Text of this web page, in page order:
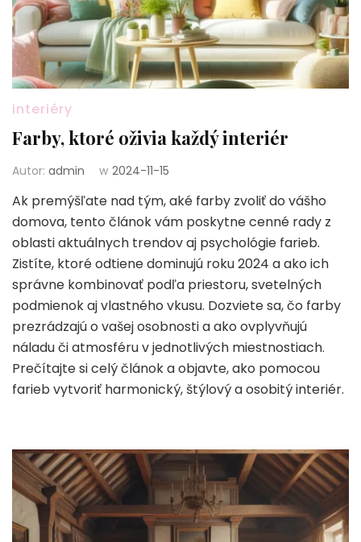
interiéry
Farby, ktoré oživia každý interiér
Autor: admin w 2024-11-15
Ak premýšľate nad tým, aké farby zvoliť do vášho
domova, tento článok vám poskytne cenné rady z
oblasti aktuálnych trendov aj psychológie farieb.
Zistíte, ktoré odtiene dominujú roku 2024 a ako ich
správne kombinovať podľa priestoru, svetelných
podmienok aj vlastného vkusu. Dozviete sa, čo farby
prezrádzajú o vašej osobnosti a ako ovplyvňujú
náladu či atmosféru v jednotlivých miestnostiach.
Prečítajte si celý článok a objavte, ako pomocou
farieb vytvoriť harmonický, štýlový a osobitý interiér.